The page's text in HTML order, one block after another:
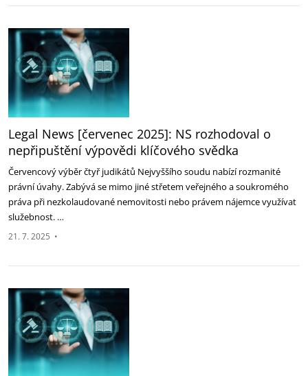
Legal News [červenec 2025]: NS rozhodoval o
nepřipuštění výpovědi klíčového ‎svědka
Červencový výběr čtyř judikátů Nejvyššího soudu nabízí rozmanité
právní úvahy. Zabývá se mimo ‎jiné střetem veřejného a soukromého
práva při nezkolaudované nemovitosti nebo právem ‎nájemce využívat
služebnost. …
21. 7. 2025 •